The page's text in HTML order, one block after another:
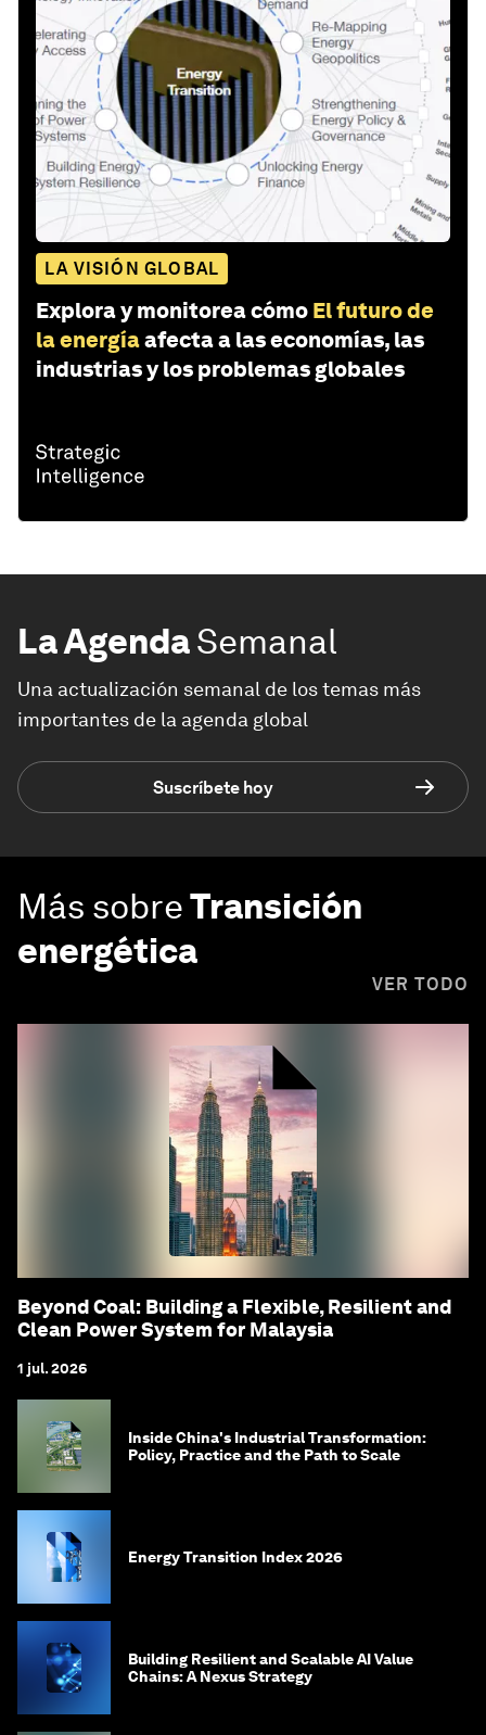
LA VISIÓN GLOBAL
Explora y monitorea cómo El futuro de
la energíaafecta a las economías, las
industrias y los problemas globales
La AgendaSemanal
Una actualización semanal de los temas más
importantes de la agenda global
Suscríbete hoy
Más sobreTransición
energética
VER TODO
Beyond Coal: Building a Flexible, Resilient and
Clean Power System for Malaysia
1 jul. 2026
Inside China's Industrial Transformation:
Policy, Practice and the Path to Scale
Energy Transition Index 2026
Building Resilient and Scalable AI Value
Chains: A Nexus Strategy